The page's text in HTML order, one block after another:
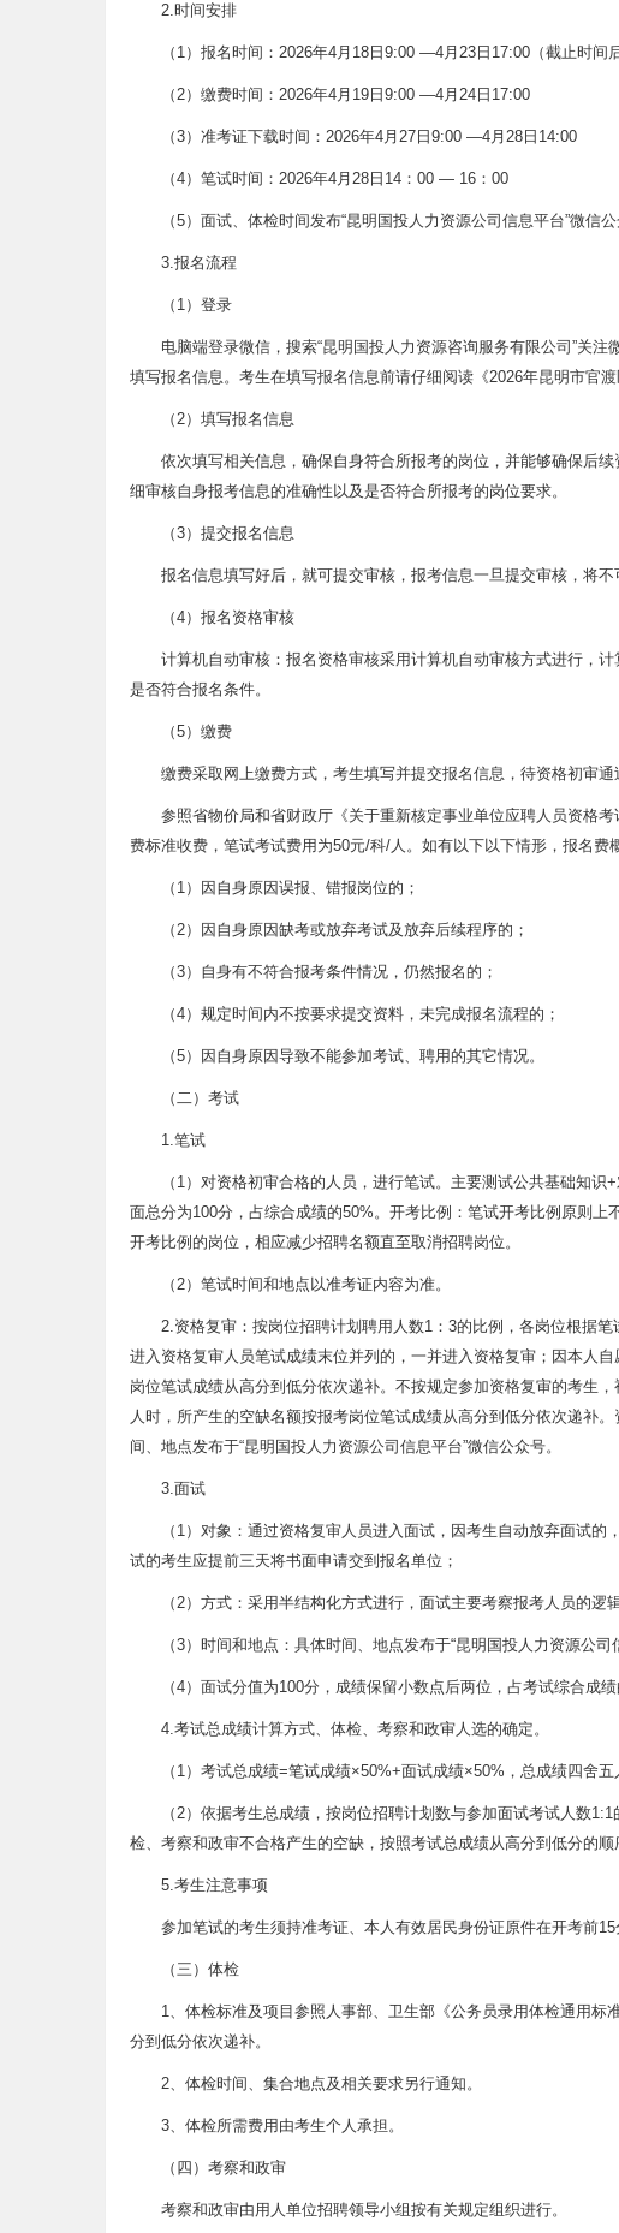
2.时间安排
（1）报名时间：2026年4月18日9:00 —4月23日17:00（截止时间
（2）缴费时间：2026年4月19日9:00 —4月24日17:00
（3）准考证下载时间：2026年4月27日9:00 —4月28日14:00
（4）笔试时间：2026年4月28日14：00 — 16：00
（5）面试、体检时间发布“昆明国投人力资源公司信息平台”微信公
3.报名流程
（1）登录
电脑端登录微信，搜索“昆明国投人力资源咨询服务有限公司”关
填写报名信息。考生在填写报名信息前请仔细阅读《2026年昆明市官渡
（2）填写报名信息
依次填写相关信息，确保自身符合所报考的岗位，并能够确保后
细审核自身报考信息的准确性以及是否符合所报考的岗位要求。
（3）提交报名信息
报名信息填写好后，就可提交审核，报考信息一旦提交审核，将
（4）报名资格审核
计算机自动审核：报名资格审核采用计算机自动审核方式进行，
是否符合报名条件。
（5）缴费
缴费采取网上缴费方式，考生填写并提交报名信息，待资格初审通
参照省物价局和省财政厅《关于重新核定事业单位应聘人员资格
费标准收费，笔试考试费用为50元/科/人。如有以下以下情形，报名费
（1）因自身原因误报、错报岗位的；
（2）因自身原因缺考或放弃考试及放弃后续程序的；
（3）自身有不符合报考条件情况，仍然报名的；
（4）规定时间内不按要求提交资料，未完成报名流程的；
（5）因自身原因导致不能参加考试、聘用的其它情况。
（二）考试
1.笔试
（1）对资格初审合格的人员，进行笔试。主要测试公共基础知
面总分为100分，占综合成绩的50%。开考比例：笔试开考比例原则
开考比例的岗位，相应减少招聘名额直至取消招聘岗位。
（2）笔试时间和地点以准考证内容为准。
2.资格复审：按岗位招聘计划聘用人数1：3的比例，各岗位根据
进入资格复审人员笔试成绩末位并列的，一并进入资格复审；因本人
岗位笔试成绩从高分到低分依次递补。不按规定参加资格复审的考生
人时，所产生的空缺名额按报考岗位笔试成绩从高分到低分依次递补
间、地点发布于“昆明国投人力资源公司信息平台”微信公众号。
3.面试
（1）对象：通过资格复审人员进入面试，因考生自动放弃面试
试的考生应提前三天将书面申请交到报名单位；
（2）方式：采用半结构化方式进行，面试主要考察报考人员的逻
（3）时间和地点：具体时间、地点发布于“昆明国投人力资源公司
（4）面试分值为100分，成绩保留小数点后两位，占考试综合成绩
4.考试总成绩计算方式、体检、考察和政审人选的确定。
（1）考试总成绩=笔试成绩×50%+面试成绩×50%，总成绩四舍五
（2）依据考生总成绩，按岗位招聘计划数与参加面试考试人数
检、考察和政审不合格产生的空缺，按照考试总成绩从高分到低分的顺
5.考生注意事项
参加笔试的考生须持准考证、本人有效居民身份证原件在开考前
（三）体检
1、体检标准及项目参照人事部、卫生部《公务员录用体检通用
分到低分依次递补。
2、体检时间、集合地点及相关要求另行通知。
3、体检所需费用由考生个人承担。
（四）考察和政审
考察和政审由用人单位招聘领导小组按有关规定组织进行。